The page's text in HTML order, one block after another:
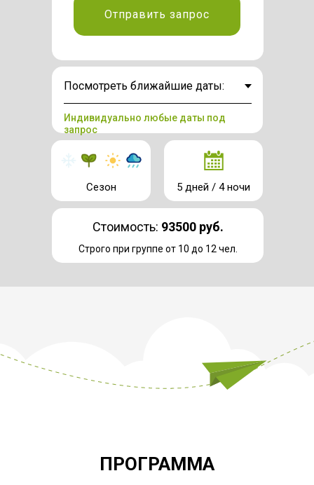
5 дней / 4 ночи
Отправить запрос
Сезон
Индивидуально любые даты под
запрос
Стоимость: 93500 руб.
Cтрого при группе от 10 до 12 чел.
ПРОГРАММА